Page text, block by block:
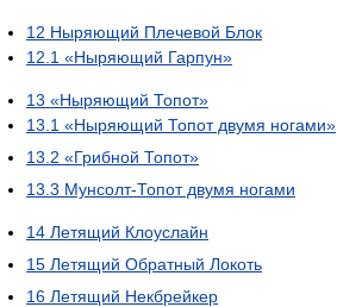
12 Ныряющий Плечевой Блок
12.1 «Ныряющий Гарпун»
13 «Ныряющий Топот»
13.1 «Ныряющий Топот двумя ногами»
13.2 «Грибной Топот»
13.3 Мунсолт-Топот двумя ногами
14 Летящий Клоуслайн
15 Летящий Обратный Локоть
16 Летящий Некбрейкер